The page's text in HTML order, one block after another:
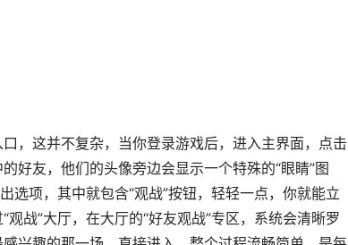
，这并不复杂，当你登录游戏后，进入主界面，点击
好友，他们的头像旁边会显示一个特殊的“眼睛”图
选项，其中就包含“观战”按钮，轻轻一点，你就能立
战”大厅，在大厅的“好友观战”专区，系统会清晰罗